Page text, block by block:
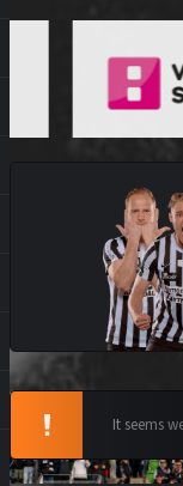
It seems